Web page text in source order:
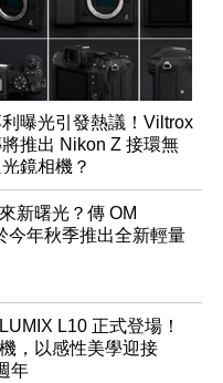
曝光引發熱議！Viltrox
推出 Nikon Z 接環無
光鏡相機？
新曙光？傳 OM
今年秋季推出全新輕量
L10 正式登場！
，以感性美學迎接
年